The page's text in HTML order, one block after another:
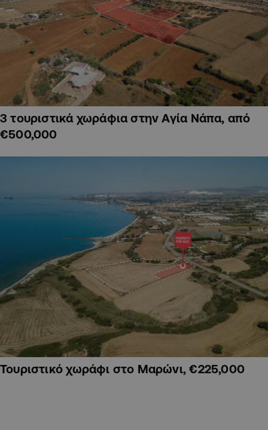
3 τουριστικά χωράφια στην Αγία Νάπα, από
€500,000
Τουριστικό χωράφι στο Μαρώνι, €225,000